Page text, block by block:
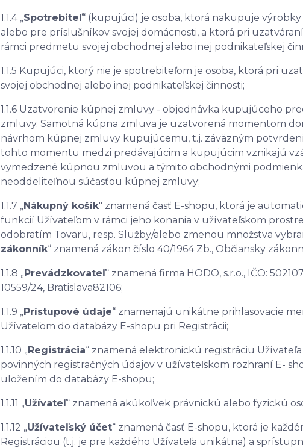
1.1.4 „Spotrebiteľ“ (kupujúci) je osoba, ktorá nakupuje
alebo pre príslušníkov svojej domácnosti, a ktorá pri
rámci predmetu svojej obchodnej alebo inej podnikateľskej
1.1.5 Kupujúci, ktorý nie je spotrebiteľom je osoba, ktorá pri
svojej obchodnej alebo inej podnikateľskej činnosti;
1.1.6 Uzatvorenie kúpnej zmluvy - objednávka kupujúceho
zmluvy. Samotná kúpna zmluva je uzatvorená momentom
návrhom kúpnej zmluvy kupujúcemu, t.j. záväzným
tohto momentu medzi predávajúcim a kupujúcim vznikajú
vymedzené kúpnou zmluvou a týmito obchodnými
neoddeliteľnou súčasťou kúpnej zmluvy;
1.1.7 „Nákupný košík" znamená časť E-shopu, ktorá je
funkcií Užívateľom v rámci jeho konania v užívateľskom
odobratím Tovaru, resp. Služby/alebo zmenou množstva
zákonník“ znamená zákon číslo 40/1964 Zb., Občiansky
1.1.8 „Prevádzkovateľ“ znamená firma HODO, s.r.o., IČO:
10559/24, Bratislava82106;
1.1.9 „Prístupové údaje“ znamenajú unikátne prihlasovacie
Užívateľom do databázy E-shopu pri Registrácii;
1.1.10 „Registrácia“ znamená elektronickú registráciu
povinných registračných údajov v užívateľskom rozhraní E-
uložením do databázy E-shopu;
1.1.11 „Užívateľ“ znamená akúkoľvek právnickú alebo fyzickú
1.1.12 „Užívateľský účet“ znamená časť E-shopu, ktorá je
Registráciou (t.j. je pre každého Užívateľa unikátna) a